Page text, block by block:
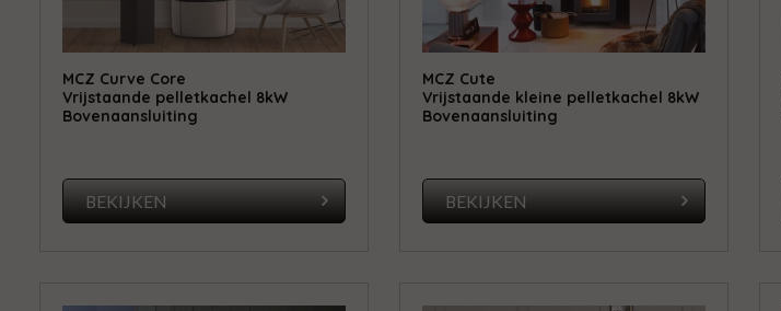
MCZ Curve Core
Vrijstaande pelletkachel 8kW
Bovenaansluiting
BEKIJKEN
MCZ Cute
Vrijstaande kleine pelletkachel 8kW
Bovenaansluiting
BEKIJKEN